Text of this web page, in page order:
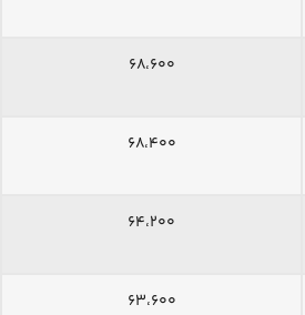
۶۸،۶۰۰
۶۸،۴۰۰
۶۴،۲۰۰
۶۳،۶۰۰